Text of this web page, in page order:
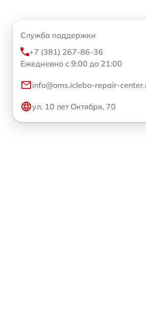
Служба поддержки
+7 (381) 267-86-36
Ежедневно с 9:00 до 21:00
info@oms.iclebo-repair-
ул. 10 лет Октября, 70